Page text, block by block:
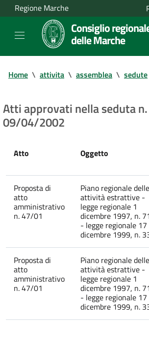
Regione Marche
Consiglio
delle Marche
Home \ attivita \ assemblea \ sedute
Atti approvati nella seduta
09/04/2002
Atto Oggetto
Proposta di
atto
amministrativo
n. 47/01
Piano regionale delle
attività estrattive -
legge regionale 1
dicembre 1997, n.
- legge regionale 17
dicembre 1999, n.
Proposta di
atto
amministrativo
n. 47/01
Piano regionale delle
attività estrattive -
legge regionale 1
dicembre 1997, n.
- legge regionale 17
dicembre 1999, n.